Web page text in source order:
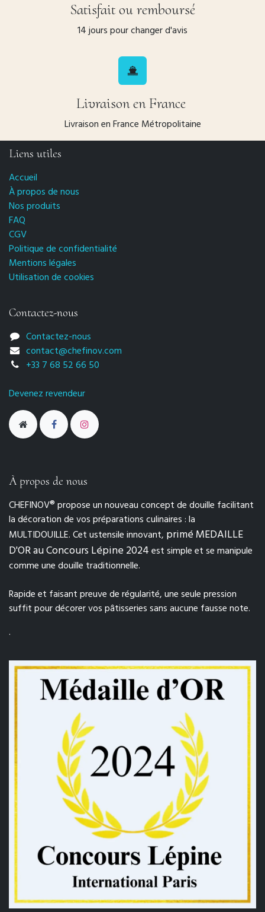
Satisfait ou remboursé
14 jours pour changer d'avis
Livraison en France
Livraison en France Métropolitaine
Liens utiles
Accueil
À propos de nous
Nos produits
FAQ
CGV
Politique de confidentialité
Mentions légales
Utilisation de cookies
Contactez-nous
Contactez-nous
contact@chefinov.com
+33 7 68 52 66 50
Devenez revendeur
À propos de nous
CHEFINOV® propose un nouveau concept de douille facilitant
la décoration de vos préparations culinaires : la
MULTIDOUILLE. Cet ustensile innovant, primé MEDAILLE
D'OR au Concours Lépine 2024 est simple et se manipule
comme une douille traditionnelle.
Rapide et faisant preuve de régularité, une seule pression
suffit pour décorer vos pâtisseries sans aucune fausse note.
.